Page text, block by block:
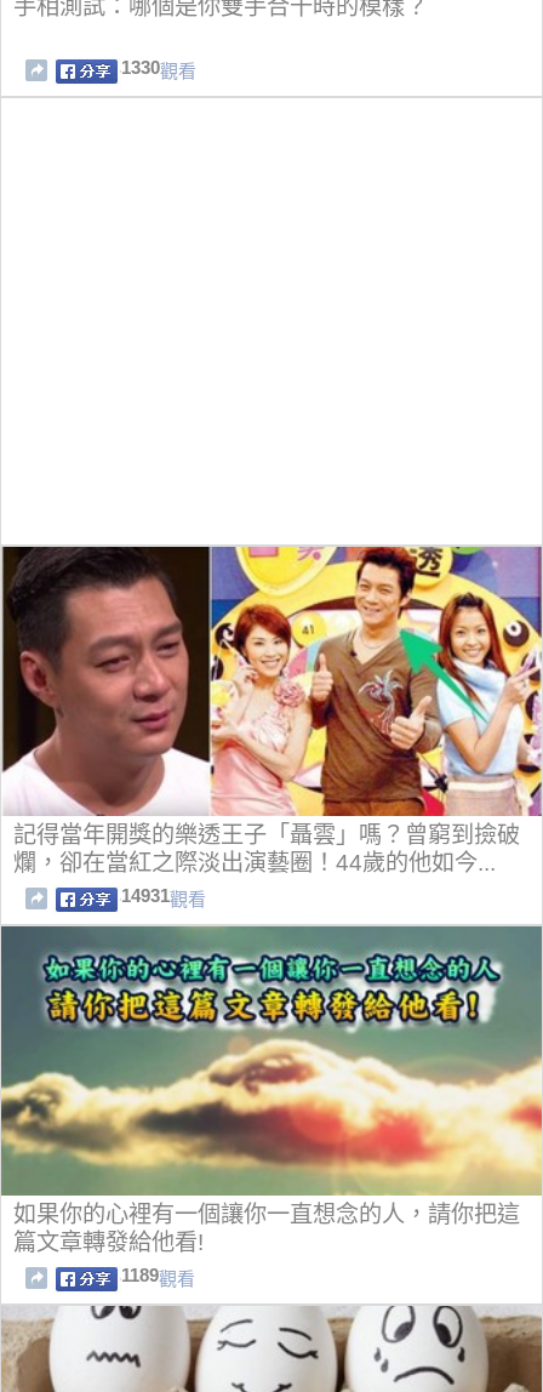
手相測試：哪個是你雙手合十時的模樣？
1330觀看
記得當年開獎的樂透王子「聶雲」嗎？曾窮到撿破
爛，卻在當紅之際淡出演藝圈！44歲的他如今...
14931觀看
如果你的心裡有一個讓你一直想念的人，請你把這
篇文章轉發給他看!
1189觀看